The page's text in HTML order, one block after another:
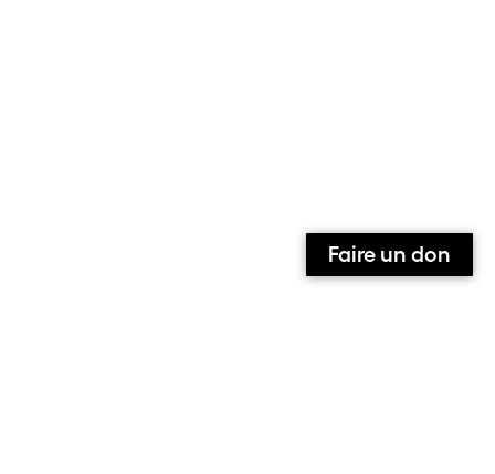
Faire un don